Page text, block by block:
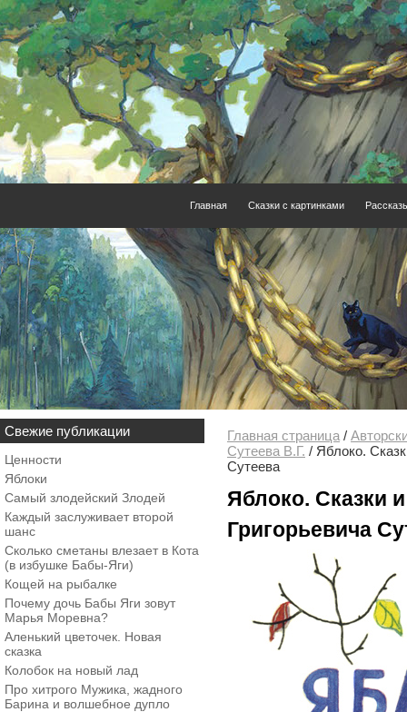
Главная Сказки с картинками
Свежие публикации
Ценности
Яблоки
Самый злодейский Злодей
Каждый заслуживает второй
шанс
Сколько сметаны влезает в Кота
(в избушке Бабы-Яги)
Кощей на рыбалке
Почему дочь Бабы Яги зовут
Марья Моревна?
Аленький цветочек. Новая
сказка
Колобок на новый лад
Про хитрого Мужика, жадного
Барина и волшебное дупло
Главная страница /
Сутеева В.Г. / Яблоко.
Сутеева
Яблоко. Сказки
Григорьевича